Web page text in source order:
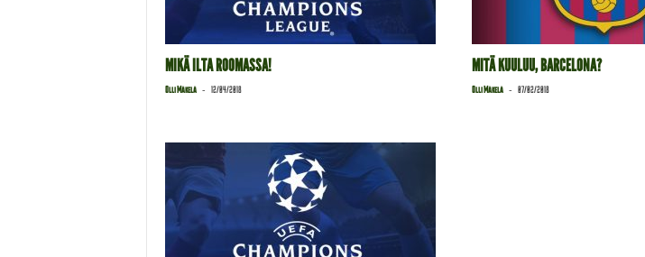
MIKÄ ILTA ROOMASSA!
Olli Mäkelä - 12/04/2018
MITÄ KUULUU, BARCELONA?
Olli Mäkelä - 07/02/2018